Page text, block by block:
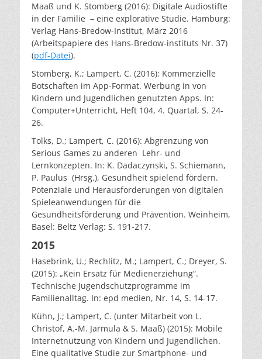
Maaß und K. Stomberg (2016): Digitale Audiostifte
in der Familie – eine explorative Studie. Hamburg:
Verlag Hans-Bredow-Institut, März 2016
(Arbeitspapiere des Hans-Bredow-instituts Nr. 37)
(pdf-Datei).
Stomberg, K.; Lampert, C. (2016): Kommerzielle
Botschaften im App-Format. Werbung in von
Kindern und Jugendlichen genutzten Apps. In:
Computer+Unterricht, Heft 104, 4. Quartal, S. 24-
26.
Tolks, D.; Lampert, C. (2016): Abgrenzung von
Serious Games zu anderen Lehr- und
Lernkonzepten. In: K. Dadaczynski, S. Schiemann,
P. Paulus (Hrsg.), Gesundheit spielend fördern.
Potenziale und Herausforderungen von digitalen
Spieleanwendungen für die
Gesundheitsförderung und Prävention. Weinheim,
Basel: Beltz Verlag: S. 191-217.
2015
Hasebrink, U.; Rechlitz, M.; Lampert, C.; Dreyer, S.
(2015): „Kein Ersatz für Medienerziehung“.
Technische Jugendschutzprogramme im
Familienalltag. In: epd medien, Nr. 14, S. 14-17.
Kühn, J.; Lampert, C. (unter Mitarbeit von L.
Christof, A.-M. Jarmula & S. Maaß) (2015): Mobile
Internetnutzung von Kindern und Jugendlichen.
Eine qualitative Studie zur Smartphone- und